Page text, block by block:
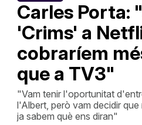
Carles Porta:
'Crims' a
cobraríem
que a TV3"
"Vam tenir l'oportunitat
l'Albert, però vam decidir
ja sabem què ens diran"